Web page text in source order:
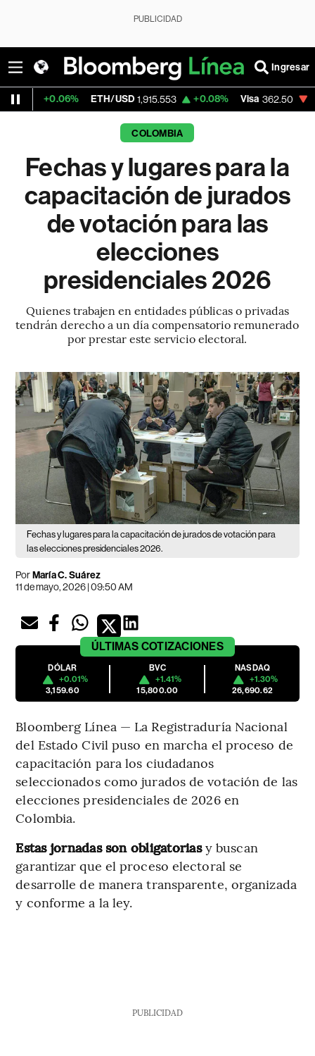
PUBLICIDAD
Ingresar
ETH/USD 1,915.553 +0.08% Visa 362.50 -2.15%
COLOMBIA
Fechas y lugares para la
capacitación de jurados
de votación para las
elecciones
presidenciales 2026
Quienes trabajen en entidades públicas o privadas
tendrán derecho a un día compensatorio remunerado
por prestar este servicio electoral.
Fechas y lugares para la capacitación de jurados de votación para
las elecciones presidenciales 2026.
PorMaría C. Suárez
11 de mayo, 2026 | 09:50 AM
ÚLTIMAS COTIZACIONES
DÓLAR
+0.01%
3,159.60
BVC
+1.41%
15,800.00
NASDAQ
+1.30%
26,690.62
Bloomberg Línea — La Registraduría Nacional
del Estado Civil puso en marcha el proceso de
capacitación para los ciudadanos
seleccionados como jurados de votación de las
elecciones presidenciales de 2026 en
Colombia.
Estas jornadas son obligatoriasy buscan
garantizar que el proceso electoral se
desarrolle de manera transparente, organizada
y conforme a la ley.
PUBLICIDAD